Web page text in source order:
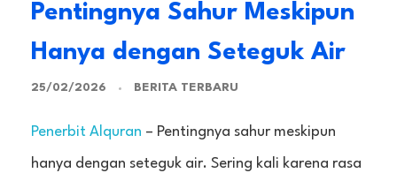
Pentingnya Sahur Meskipun
Hanya dengan Seteguk Air
25/02/2026 BERITA TERBARU
Penerbit Alquran – Pentingnya sahur meskipun
hanya dengan seteguk air. Sering kali karena rasa